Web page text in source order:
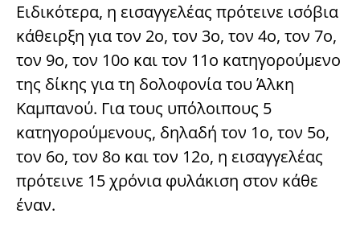
Ειδικότερα, η εισαγγελέας πρότεινε ισόβια
κάθειρξη για τον 2ο, τον 3ο, τον 4ο, τον 7ο,
τον 9ο, τον 10ο και τον 11ο κατηγορούμενο
της δίκης για τη δολοφονία του Άλκη
Καμπανού. Για τους υπόλοιπους 5
κατηγορούμενους, δηλαδή τον 1ο, τον 5ο,
τον 6ο, τον 8ο και τον 12ο, η εισαγγελέας
πρότεινε 15 χρόνια φυλάκιση στον κάθε
έναν.